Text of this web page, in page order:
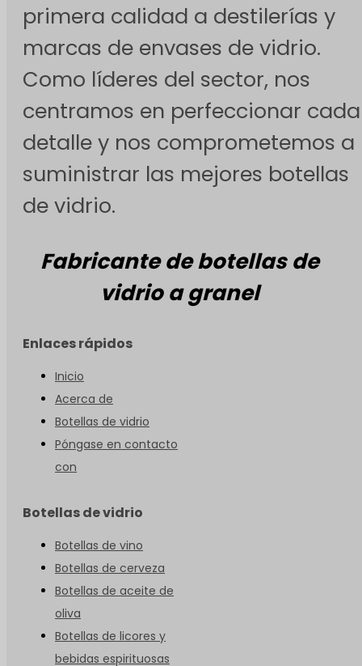
primera calidad a destilerías y
marcas de envases de vidrio.
Como líderes del sector, nos
centramos en perfeccionar cada
detalle y nos comprometemos a
suministrar las mejores botellas
de vidrio.
Fabricante de botellas de
vidrio a granel
Enlaces rápidos
Inicio
Acerca de
Botellas de vidrio
Póngase en contacto
con
Botellas de vidrio
Botellas de vino
Botellas de cerveza
Botellas de aceite de
oliva
Botellas de licores y
bebidas espirituosas